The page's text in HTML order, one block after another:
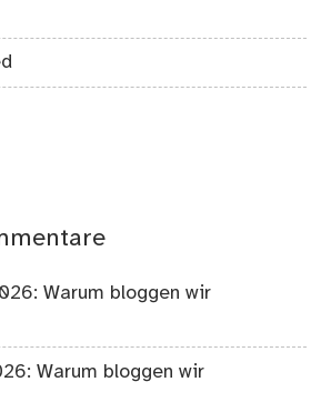
Warum bloggen wir
Warum bloggen wir